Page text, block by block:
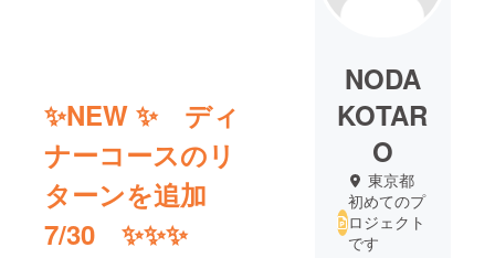
✨NEW ✨ ディ
ナーコースのリ
ターンを追加
7/30 ✨✨✨
NODA
KOTAR
O
東京都
初めてのプ
ロジェクト
です